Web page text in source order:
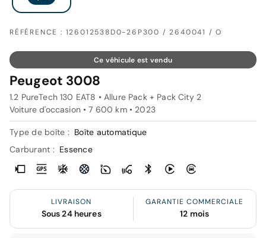
RÉFÉRENCE : 126012538D0-26P300 / 2640041 / O
Ce véhicule est vendu
Peugeot 3008
1.2 PureTech 130 EAT8 • Allure Pack + Pack City 2
Voiture d'occasion • 7 600 km • 2023
Type de boîte : Boîte automatique
Carburant : Essence
LIVRAISON
Sous 24 heures
GARANTIE COMMERCIALE
12 mois